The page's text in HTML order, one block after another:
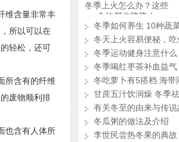
维含量非常丰
所以可以在
轻松，还可
所含有的纤维
废物顺利排
也含有人体所
冬季上火怎么办？这些
食物帮你降降火
冬季如何养生 10种蔬
冬天上火容易便秘，吃
冬季运动健身注意什么
冬季喝红枣茶补血益气
冬吃萝卜有5搭档 海带
甘蔗五汁饮润燥 冬季
有关冬至的由来与传说
冬瓜粥的做法及介绍
李世民尝热冬果的典故